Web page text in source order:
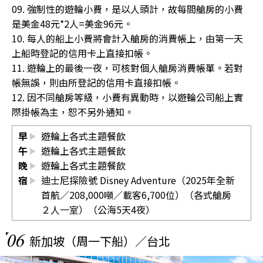
09. 強制性的遊輪小費，是以人頭計，故每間艙房的小費
是美金48元*2人=美金96元。
10. 每人的船上小費將會計入艙房的消費帳上，由第一天
上船時登記的信用卡上直接扣帳。
11. 遊輪上的最後一夜，可核對個人艙房消費帳單。若對
帳無誤，則由所登記的信用卡直接扣帳。
12. 因不同艙房等級，小費有異動時，以遊輪公司船上實
際掛帳為主，恕不另外通知。
早
遊輪上各式主題餐飲
午
遊輪上各式主題餐飲
晚
遊輪上各式主題餐飲
宿
迪士尼探險號 Disney Adventure（2025年全新
首航／208,000噸／載客6,700位）（各式艙房
２人一室）（公海5天4夜）
06 新加坡（周一下船）／台北